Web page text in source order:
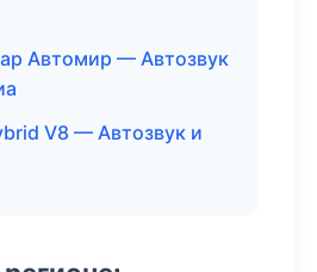
Автомир — Автозвук
V8 — Автозвук и